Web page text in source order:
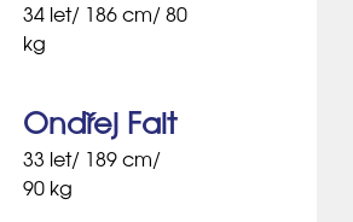
34 let/ 186 cm/ 80
kg
Ondřej Fait
33 let/ 189 cm/
90 kg